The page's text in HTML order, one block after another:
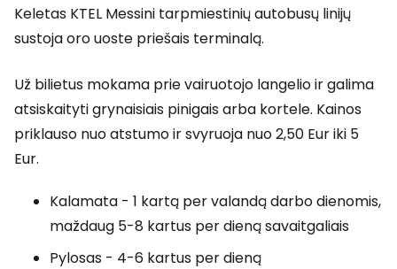
Keletas KTEL Messini tarpmiestinių autobusų linijų
sustoja oro uoste priešais terminalą.
Už bilietus mokama prie vairuotojo langelio ir galima
atsiskaityti grynaisiais pinigais arba kortele. Kainos
priklauso nuo atstumo ir svyruoja nuo 2,50 Eur iki 5
Eur.
Kalamata - 1 kartą per valandą darbo dienomis,
maždaug 5-8 kartus per dieną savaitgaliais
Pylosas - 4-6 kartus per dieną